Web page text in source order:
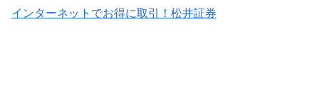
インターネットでお得に取引！松井証券